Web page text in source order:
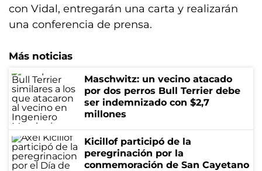
con Vidal, entregarán una carta y realizarán
una conferencia de prensa.
Más noticias
Maschwitz: un vecino atacado
por dos perros Bull Terrier debe
ser indemnizado con $2,7
millones
Kicillof participó de la
peregrinación por la
conmemoración de San Cayetano